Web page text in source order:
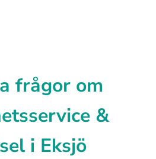
frågor om
&
i Eksjö